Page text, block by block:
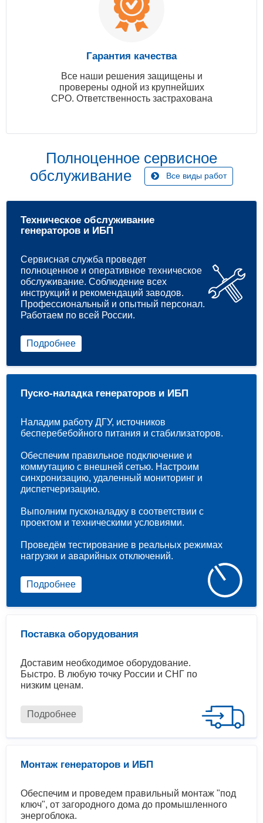
Гарантия качества
Все наши решения защищены и
проверены одной из крупнейших
СРО. Ответственность застрахована
Полноценное сервисное
обслуживание
Все виды работ
Техническое обслуживание
генераторов и ИБП
Сервисная служба проведет
полноценное и оперативное техническое
обслуживание. Соблюдение всех
инструкций и рекомендаций заводов.
Профессиональный и опытный персонал.
Работаем по всей России.
Подробнее
Поставка оборудования
Доставим необходимое оборудование.
Быстро. В любую точку России и СНГ по
низким ценам.
Подробнее
Монтаж генераторов и ИБП
Обеспечим и проведем правильный монтаж "под
ключ", от загородного дома до промышленного
энергоблока.
Пуско-наладка генераторов и ИБП
Наладим работу ДГУ, источников
бесперебебойного питания и стабилизаторов.
Обеспечим правильное подключение и
коммутацию с внешней сетью. Настроим
синхронизацию, удаленный мониторинг и
диспетчеризацию.
Выполним пусконаладку в соответствии с
проектом и техническими условиями.
Проведём тестирование в реальных режимах
нагрузки и аварийных отключений.
Подробнее